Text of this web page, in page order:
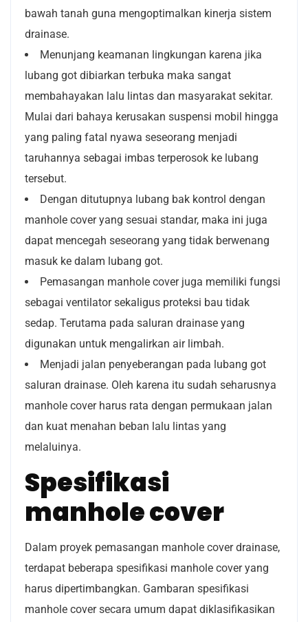
bawah tanah guna mengoptimalkan kinerja sistem
drainase.
Menunjang keamanan lingkungan karena jika
lubang got dibiarkan terbuka maka sangat
membahayakan lalu lintas dan masyarakat sekitar.
Mulai dari bahaya kerusakan suspensi mobil hingga
yang paling fatal nyawa seseorang menjadi
taruhannya sebagai imbas terperosok ke lubang
tersebut.
Dengan ditutupnya lubang bak kontrol dengan
manhole cover yang sesuai standar, maka ini juga
dapat mencegah seseorang yang tidak berwenang
masuk ke dalam lubang got.
Pemasangan manhole cover juga memiliki fungsi
sebagai ventilator sekaligus proteksi bau tidak
sedap. Terutama pada saluran drainase yang
digunakan untuk mengalirkan air limbah.
Menjadi jalan penyeberangan pada lubang got
saluran drainase. Oleh karena itu sudah seharusnya
manhole cover harus rata dengan permukaan jalan
dan kuat menahan beban lalu lintas yang
melaluinya.
Spesifikasi
manhole cover
Dalam proyek pemasangan manhole cover drainase,
terdapat beberapa spesifikasi manhole cover yang
harus dipertimbangkan. Gambaran spesifikasi
manhole cover secara umum dapat diklasifikasikan